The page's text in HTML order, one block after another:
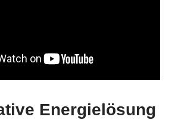
Energielösung